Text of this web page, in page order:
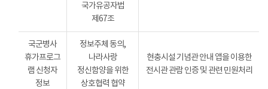
국가유공자법
제67조
국군병사
휴가프로그
램 신청자
정보
정보주체 동의,
나라사랑
정신함양을 위한
상호협력 협약
현충시설 기념관 안내 앱을 이용한
전시관 관람 인증 및 관련 민원처리